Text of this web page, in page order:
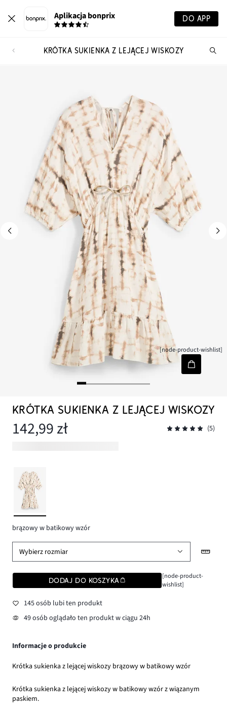
Aplikacja bonprix DO APP
KRÓTKA SUKIENKA Z LEJĄCEJ WISKOZY
[node-product-wishlist]
KRÓTKA SUKIENKA Z LEJĄCEJ WISKOZY
142,99 zł (5)
brązowy w batikowy wzór
Wybierz rozmiar
DODAJ DO KOSZYKA
[node-product-
wishlist]
145 osób lubi ten produkt
49 osób oglądało ten produkt w ciągu 24h
Informacje o produkcie
Krótka sukienka z lejącej wiskozy brązowy w batikowy wzór
Krótka sukienka z lejącej wiskozy w batikowy wzór z wiązanym
paskiem.